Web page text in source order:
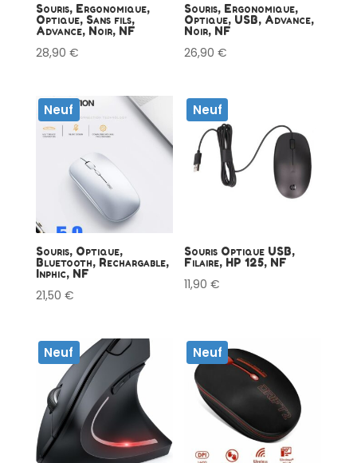
Souris, Ergonomique,
Optique, Sans fils,
Advance, Noir, NF
28,90 €
Souris, Ergonomique,
Optique, USB, Advance,
Noir, NF
26,90€
Neuf
Souris, Optique,
Bluetooth, Rechargable,
Inphic, NF
21,50 €
Neuf
Souris Optique USB,
Filaire, HP 125, NF
11,90€
Neuf Neuf